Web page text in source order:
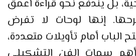
بل يندفع نحو قراءة أعمق
إنها لوحات لا تفرض
الباب أمام تأويلات متعددة،